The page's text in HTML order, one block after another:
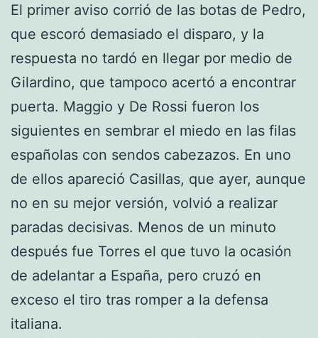
El primer aviso corrió de las botas de Pedro,
que escoró demasiado el disparo, y la
respuesta no tardó en llegar por medio de
Gilardino, que tampoco acertó a encontrar
puerta. Maggio y De Rossi fueron los
siguientes en sembrar el miedo en las filas
españolas con sendos cabezazos. En uno
de ellos apareció Casillas, que ayer, aunque
no en su mejor versión, volvió a realizar
paradas decisivas. Menos de un minuto
después fue Torres el que tuvo la ocasión
de adelantar a España, pero cruzó en
exceso el tiro tras romper a la defensa
italiana.